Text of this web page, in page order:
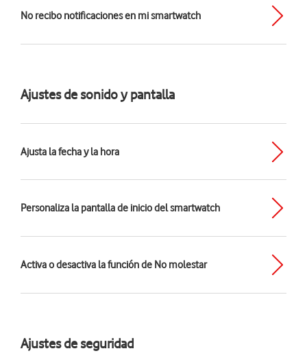
No recibo notificaciones en mi smartwatch
Ajustes de sonido y pantalla
Ajusta la fecha y la hora
Personaliza la pantalla de inicio del smartwatch
Activa o desactiva la función de No molestar
Ajustes de seguridad